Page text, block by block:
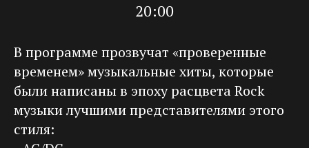
20:00
В программе прозвучат «проверенные
временем» музыкальные хиты, которые
были написаны в эпоху расцвета Rock
музыки лучшими представителями этого
стиля: